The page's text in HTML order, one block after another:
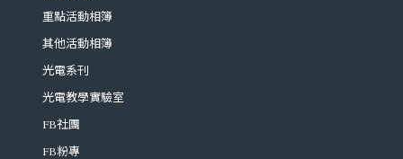
重點活動相簿
其他活動相簿
光電系刊
光電教學實驗室
FB社團
FB粉專